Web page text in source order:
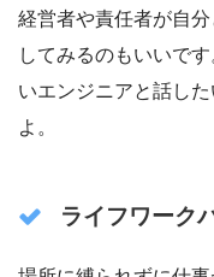
経営者や責任者が自
してみるのもいいで
いエンジニアと話し
よ。
ライフワーク